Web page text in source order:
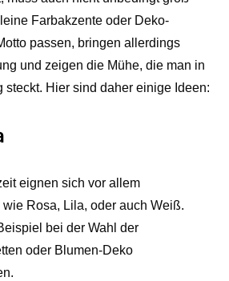
Farbakzente oder Deko-
passen, bringen allerdings
und zeigen die Mühe, die man in
steckt. Hier sind daher einige Ideen:
eignen sich vor allem
Rosa, Lila, oder auch Weiß.
bei der Wahl der
oder Blumen-Deko